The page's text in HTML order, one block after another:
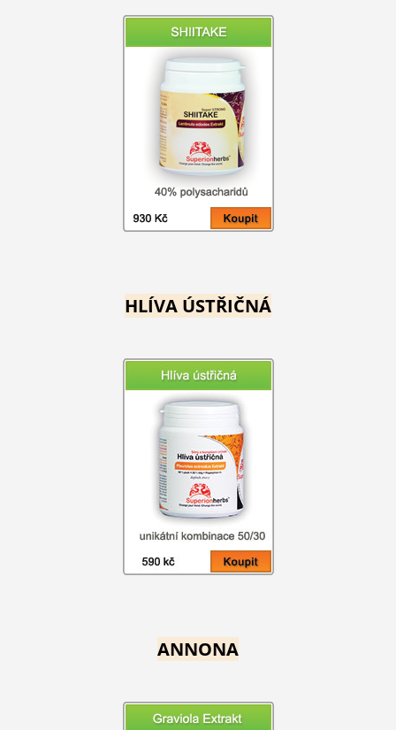
HLÍVA ÚSTŘIČNÁ
ANNONA